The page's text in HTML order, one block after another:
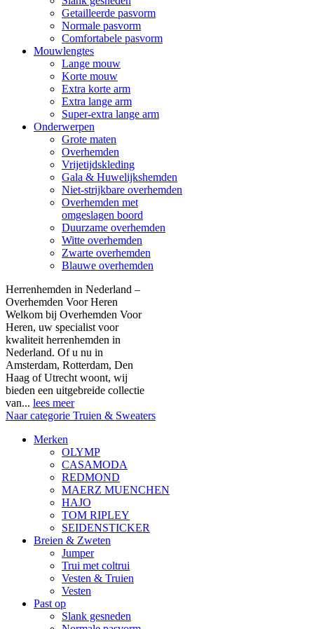
Getailleerde pasvorm
Normale pasvorm
Comfortabele pasvorm
Mouwlengtes
Lange mouw
Korte mouw
Extra korte arm
Extra lange arm
Super-extra lange arm
Onderwerpen
Grote maten
Overhemden
Vrijetijdskleding
Gala & Huwelijkshemden
Niet-strijkbare overhemden
Overhemden met
omgeslagen boord
Duurzame overhemden
Witte overhemden
Zwarte overhemden
Blauwe overhemden
Herrenhemden in Nederland –
Overhemden Voor Heren
Welkom bij Overhemden Voor
Heren, uw specialist voor
kwaliteit herrenhemden in
Nederland. Of u nu in
Amsterdam, Rotterdam, Den
Haag of Utrecht woont, wij
bieden een uitgebreide collectie
van... lees meer
Naar categorie Truien & Sweaters
Merken
OLYMP
CASAMODA
REDMOND
MAERZ MUENCHEN
HAJO
TOM RIPLEY
SEIDENSTICKER
Breien & Zweten
Jumper
Trui met coltrui
Vesten & Truien
Vesten
Past op
Slank gesneden